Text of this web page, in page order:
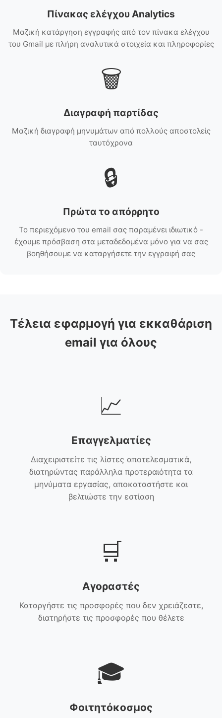
Πίνακας ελέγχου Analytics
Μαζική κατάργηση εγγραφής από τον πίνακα ελέγχου
του Gmail με πλήρη αναλυτικά στοιχεία και πληροφορίες
🗑️
Διαγραφή παρτίδας
Μαζική διαγραφή μηνυμάτων από πολλούς αποστολείς
ταυτόχρονα
🔒
Πρώτα το απόρρητο
Το περιεχόμενο του email σας παραμένει ιδιωτικό -
έχουμε πρόσβαση στα μεταδεδομένα μόνο για να σας
βοηθήσουμε να καταργήσετε την εγγραφή σας
Τέλεια εφαρμογή για εκκαθάριση
email για όλους
📈
Επαγγελματίες
Διαχειριστείτε τις λίστες αποτελεσματικά,
διατηρώντας παράλληλα προτεραιότητα τα
μηνύματα εργασίας, αποκαταστήστε και
βελτιώστε την εστίαση
🛒
Αγοραστές
Καταργήστε τις προσφορές που δεν χρειάζεστε,
διατηρήστε τις προσφορές που θέλετε
🎓
Φοιτητόκοσμος